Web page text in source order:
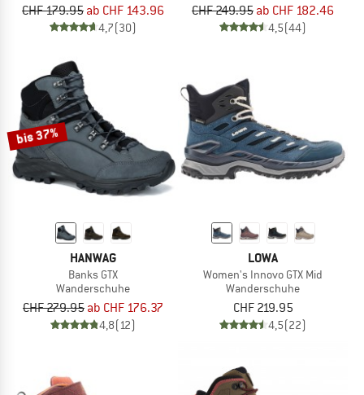
CHF 179.95 ab CHF 143.96
4,7(30)
CHF 249.95 ab CHF 182.46
4,5(44)
bis 37%
HANWAG
Banks GTX
Wanderschuhe
CHF 279.95 ab CHF 176.37
4,8(12)
LOWA
Women's Innovo GTX Mid
Wanderschuhe
CHF 219.95
4,5(22)